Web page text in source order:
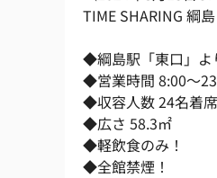
TIME SHARING 綱
◆綱島駅「東口」よ
◆営業時間 8:00～
◆収容人数 24名着
◆広さ 58.3㎡
◆軽飲食のみ！
◆全館禁煙！